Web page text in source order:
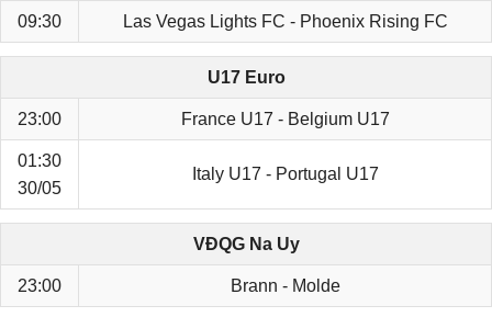
09:30 Las Vegas Lights FC - Phoenix Rising FC
U17 Euro
23:00 France U17 - Belgium U17
01:30
30/05
Italy U17 - Portugal U17
VĐQG Na Uy
23:00 Brann - Molde